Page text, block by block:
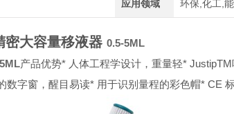
应用领域 环保,化工,
密大容量移液器 0.5-5ML
产品优势* 人体工程学设计，重量轻*
数字窗，醒目易读* 用于识别量程的彩色帽* CE